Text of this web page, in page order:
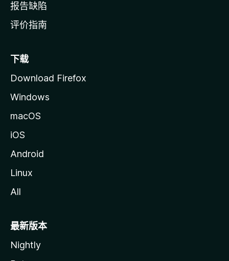
报告缺陷
评价指南
下载
Download Firefox
Windows
macOS
iOS
Android
Linux
All
最新版本
Nightly